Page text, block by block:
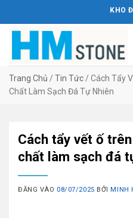
qua
KHO ĐÁ HOÀNG
Trang Chủ / Tin Tức / Cách Tẩy
Chất Làm Sạch Đá Tự Nhiên
Cách tẩy vết ố
chất làm sạch đá
ĐĂNG VÀO 08/07/2025 BỞI MINH